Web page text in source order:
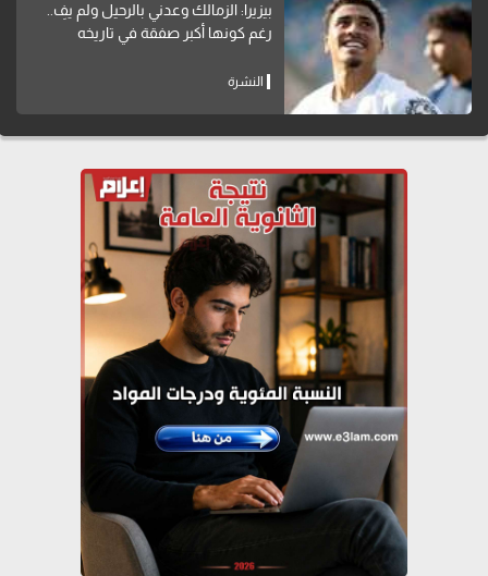
بيزيرا: الزمالك وعدني بالرحيل ولم يفِ..
رغم كونها أكبر صفقة في تاريخه
النشرة